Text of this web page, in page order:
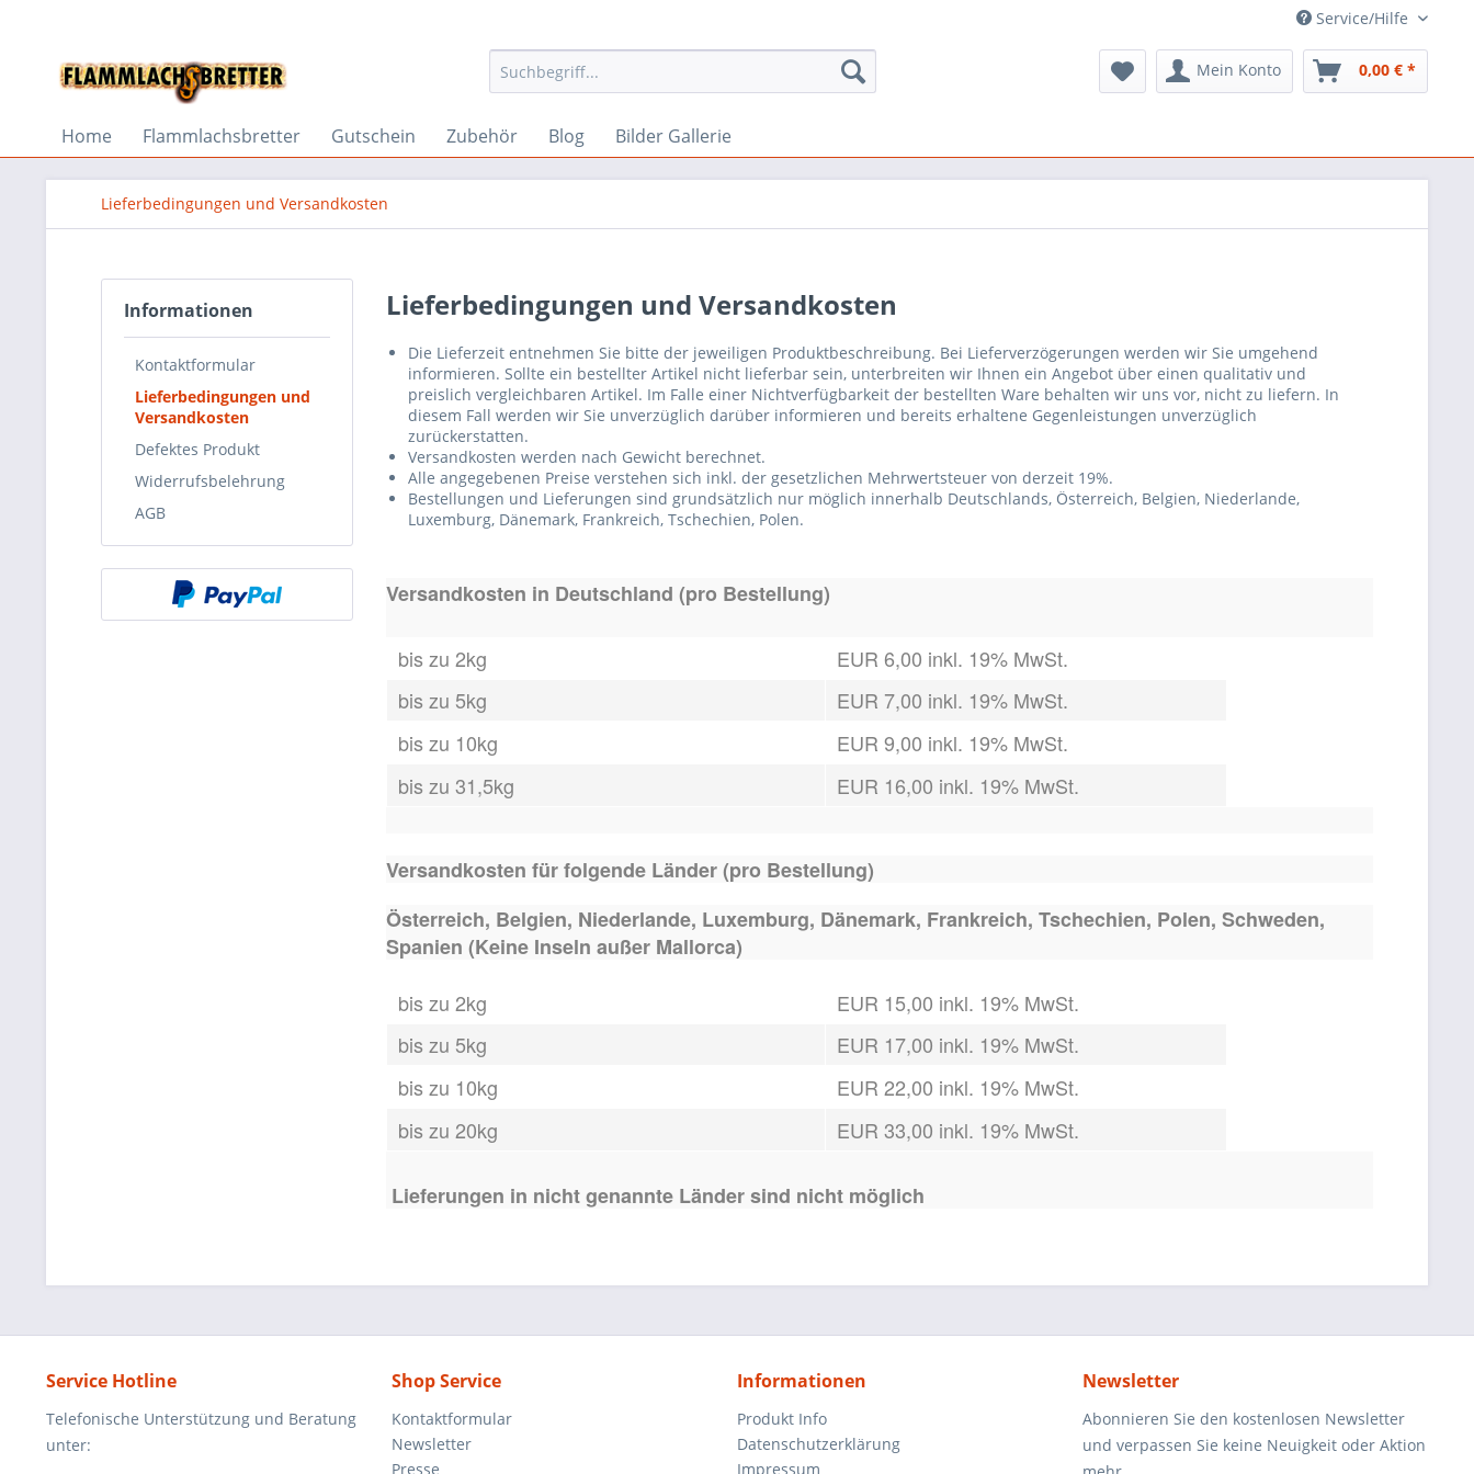
Service/Hilfe
Mein Konto 0,00 € *
Home Flammlachsbretter Gutschein Zubehör Blog Bilder Gallerie
Lieferbedingungen und Versandkosten
Informationen
Kontaktformular
Lieferbedingungen und
Versandkosten
Defektes Produkt
Widerrufsbelehrung
AGB
Lieferbedingungen und Versandkosten
Die Lieferzeit entnehmen Sie bitte der jeweiligen Produktbeschreibung. Bei Lieferverzögerungen werden wir Sie umgehend
informieren. Sollte ein bestellter Artikel nicht lieferbar sein, unterbreiten wir Ihnen ein Angebot über einen qualitativ und
preislich vergleichbaren Artikel. Im Falle einer Nichtverfügbarkeit der bestellten Ware behalten wir uns vor, nicht zu liefern. In
diesem Fall werden wir Sie unverzüglich darüber informieren und bereits erhaltene Gegenleistungen unverzüglich
zurückerstatten.
Versandkosten werden nach Gewicht berechnet.
Alle angegebenen Preise verstehen sich inkl. der gesetzlichen Mehrwertsteuer von derzeit 19%.
Bestellungen und Lieferungen sind grundsätzlich nur möglich innerhalb Deutschlands, Österreich, Belgien, Niederlande,
Luxemburg, Dänemark, Frankreich, Tschechien, Polen.
Versandkosten in Deutschland (pro Bestellung)
bis zu 2kg
EUR 6,00 inkl. 19% MwSt.
bis zu 5kg
EUR 7,00 inkl. 19% MwSt.
bis zu 10kg
EUR 9,00 inkl. 19% MwSt.
bis zu 31,5kg
EUR 16,00 inkl. 19% MwSt.
Versandkosten für folgende Länder (pro Bestellung)
Österreich, Belgien, Niederlande, Luxemburg, Dänemark, Frankreich, Tschechien, Polen, Schweden,
Spanien (Keine Inseln außer Mallorca)
bis zu 2kg
EUR 15,00 inkl. 19% MwSt.
bis zu 5kg
EUR 17,00 inkl. 19% MwSt.
bis zu 10kg
EUR 22,00 inkl. 19% MwSt.
bis zu 20kg
EUR 33,00 inkl. 19% MwSt.
Lieferungen in nicht genannte Länder sind nicht möglich
Service Hotline
Telefonische Unterstützung und Beratung
unter:
Shop Service
Kontaktformular
Newsletter
Presse
Informationen
Produkt Info
Datenschutzerklärung
Impressum
Newsletter
Abonnieren Sie den kostenlosen Newsletter
und verpassen Sie keine Neuigkeit oder Aktion